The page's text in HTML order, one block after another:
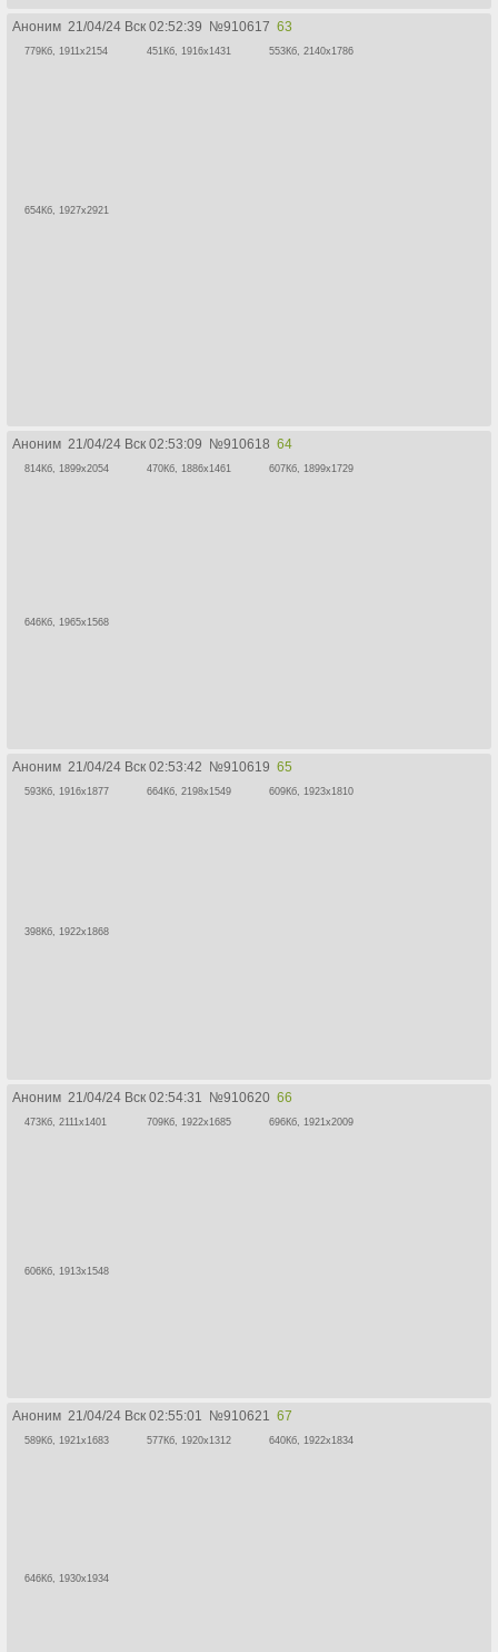
Аноним 21/04/24 Вск 02:52:39 №910617 63
779Кб, 1911x2154 451Кб, 1916x1431 553Кб, 2140x1786
654Кб, 1927x2921
Аноним 21/04/24 Вск 02:53:09 №910618 64
814Кб, 1899x2054 470Кб, 1886x1461 607Кб, 1899x1729
646Кб, 1965x1568
Аноним 21/04/24 Вск 02:53:42 №910619 65
593Кб, 1916x1877 664Кб, 2198x1549 609Кб, 1923x1810
398Кб, 1922x1868
Аноним 21/04/24 Вск 02:54:31 №910620 66
473Кб, 2111x1401 709Кб, 1922x1685 696Кб, 1921x2009
606Кб, 1913x1548
Аноним 21/04/24 Вск 02:55:01 №910621 67
589Кб, 1921x1683 577Кб, 1920x1312 640Кб, 1922x1834
646Кб, 1930x1934